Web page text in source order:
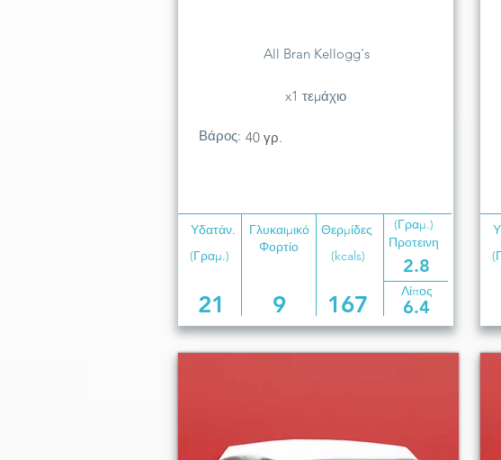
All Bran Kellogg's
x1 τεμάχιο
Βάρος: 40 γρ.
Υδατάν.
Γλυκαιμικό
Φορτίο
(Γραμ.)
Θερμίδες
(kcals)
Προτεινη
2.8
(Γραμ.)
21 9 167 Λίπος
6.4